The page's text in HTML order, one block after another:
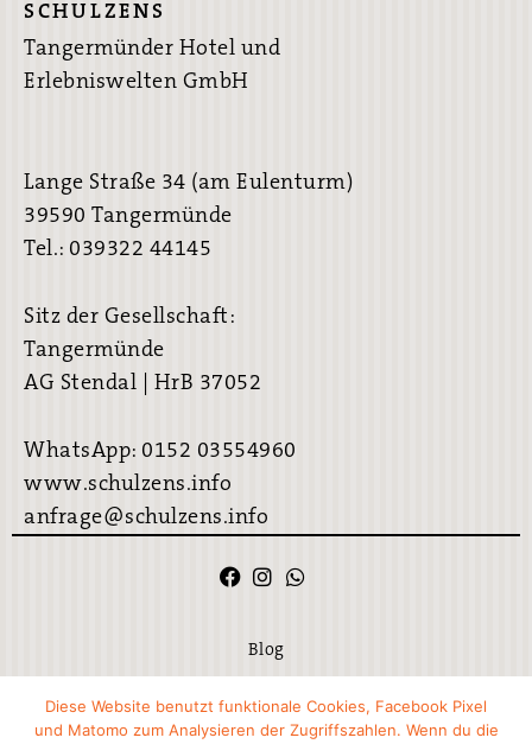
SCHULZENS
Tangermünder Hotel und
Erlebniswelten GmbH
Lange Straße 34 (am Eulenturm)
39590 Tangermünde
Tel.: 039322 44145
Sitz der Gesellschaft:
Tangermünde
AG Stendal | HrB 37052
WhatsApp: 0152 03554960
www.schulzens.info
anfrage@schulzens.info
Blog
Impressum
Diese Website benutzt funktionale Cookies, Facebook Pixel
und Matomo zum Analysieren der Zugriffszahlen. Wenn du die